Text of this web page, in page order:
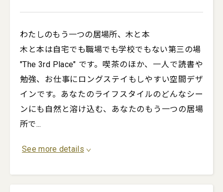
わたしのもう一つの居場所、木と本
木と本は自宅でも職場でも学校でもない第三の場
"The 3rd Place" です。喫茶のほか、一人で読書や
勉強、お仕事にロングステイもしやすい空間デザ
インです。あなたのライフスタイルのどんなシー
ンにも自然と溶け込む、あなたのもう一つの居場
所で...
See more details